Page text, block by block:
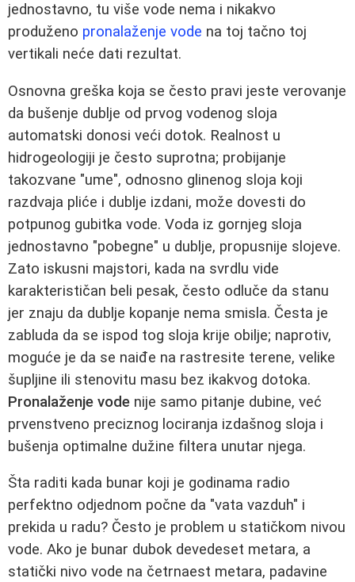
jednostavno, tu više vode nema i nikakvo
produženo pronalaženje vode na toj tačno toj
vertikali neće dati rezultat.
Osnovna greška koja se često pravi jeste verovanje
da bušenje dublje od prvog vodenog sloja
automatski donosi veći dotok. Realnost u
hidrogeologiji je često suprotna; probijanje
takozvane "ume", odnosno glinenog sloja koji
razdvaja pliće i dublje izdani, može dovesti do
potpunog gubitka vode. Voda iz gornjeg sloja
jednostavno "pobegne" u dublje, propusnije slojeve.
Zato iskusni majstori, kada na svrdlu vide
karakterističan beli pesak, često odluče da stanu
jer znaju da dublje kopanje nema smisla. Česta je
zabluda da se ispod tog sloja krije obilje; naprotiv,
moguće je da se naiđe na rastresite terene, velike
šupljine ili stenovitu masu bez ikakvog dotoka.
Pronalaženje vode nije samo pitanje dubine, već
prvenstveno preciznog lociranja izdašnog sloja i
bušenja optimalne dužine filtera unutar njega.
Šta raditi kada bunar koji je godinama radio
perfektno odjednom počne da "vata vazduh" i
prekida u radu? Često je problem u statičkom nivou
vode. Ako je bunar dubok devedeset metara, a
statički nivo vode na četrnaest metara, padavine